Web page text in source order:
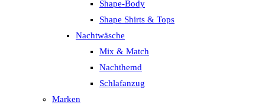
Shape-Body
Shape Shirts & Tops
Nachtwäsche
Mix & Match
Nachthemd
Schlafanzug
Marken